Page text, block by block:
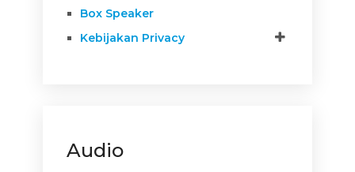
Box Speaker
Kebijakan Privacy
Audio